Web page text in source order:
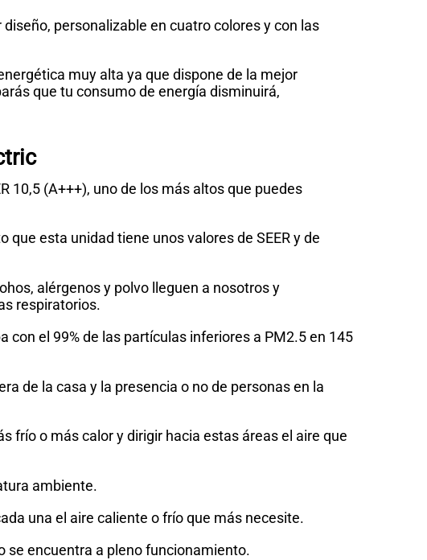
personalizable en cuatro colores y con las
muy alta ya que dispone de la mejor
que tu consumo de energía disminuirá,
10,5 (A+++), uno de los más altos que puedes
esta unidad tiene unos valores de SEER y de
alérgenos y polvo lleguen a nosotros y
respiratorios.
con el 99% de las partículas inferiores a PM2.5 en 145
de la casa y la presencia o no de personas en la
frío o más calor y dirigir hacia estas áreas el aire que
ambiente.
una el aire caliente o frío que más necesite.
se encuentra a pleno funcionamiento.